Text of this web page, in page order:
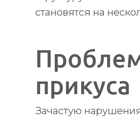
становятся на
прикуса
Зачастую нарушения